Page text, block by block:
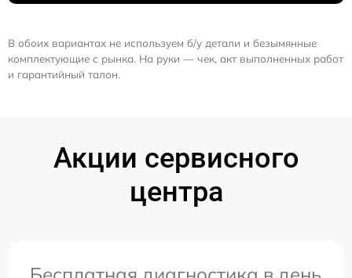
В обоих вариантах не используем б/у детали и безымянные
комплектующие с рынка. На руки — чек, акт выполненных работ
и гарантийный талон.
Акции сервисного
центра